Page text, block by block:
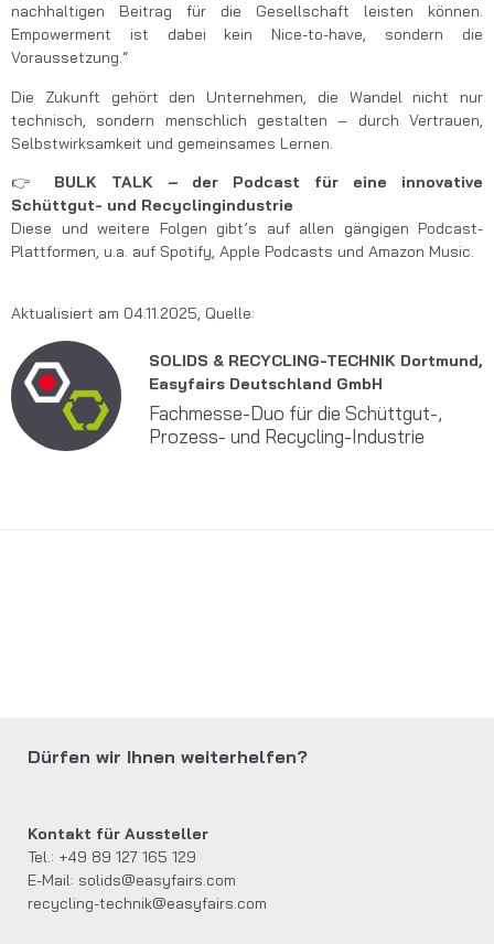
nachhaltigen Beitrag für die Gesellschaft leisten können.
Empowerment ist dabei kein Nice-to-have, sondern die
Voraussetzung.“
Die Zukunft gehört den Unternehmen, die Wandel nicht nur
technisch, sondern menschlich gestalten – durch Vertrauen,
Selbstwirksamkeit und gemeinsames Lernen.
👉 BULK TALK – der Podcast für eine innovative
Schüttgut- und Recyclingindustrie
Diese und weitere Folgen gibt’s auf allen gängigen Podcast-
Plattformen, u.a. auf Spotify, Apple Podcasts und Amazon Music.
Aktualisiert am 04.11.2025, Quelle:
SOLIDS & RECYCLING-TECHNIK Dortmund,
Easyfairs Deutschland GmbH
Fachmesse-Duo für die Schüttgut-,
Prozess- und Recycling-Industrie
Dürfen wir Ihnen weiterhelfen?
Kontakt für Aussteller
Tel.: +49 89 127 165 129
E-Mail: solids@easyfairs.com
recycling-technik@easyfairs.com